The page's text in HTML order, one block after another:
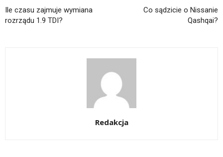
Ile czasu zajmuje wymiana
rozrządu 1.9 TDI?
Co sądzicie o Nissanie
Qashqai?
Redakcja